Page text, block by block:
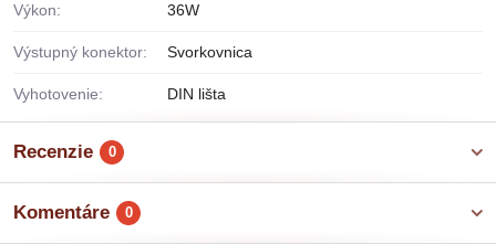
Výkon: 36W
Výstupný konektor: Svorkovnica
Vyhotovenie: DIN lišta
Recenzie 0
Komentáre 0